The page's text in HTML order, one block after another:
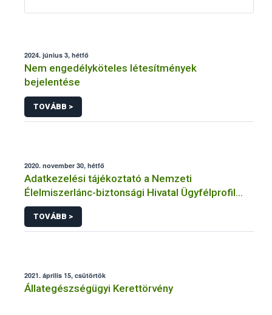
2024. június 3, hétfő
Nem engedélyköteles létesítmények
bejelentése
TOVÁBB >
2020. november 30, hétfő
Adatkezelési tájékoztató a Nemzeti
Élelmiszerlánc-biztonsági Hivatal Ügyfélprofil
Rendszerben állatgyógyászati termékek
témakörben közhatalmi eljárásaihoz kapcsolódó
adatkezeléséhez
TOVÁBB >
2021. április 15, csütörtök
Állategészségügyi Kerettörvény